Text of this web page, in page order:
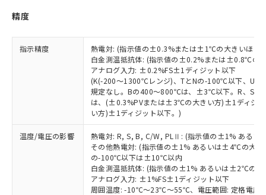
精度
指示精度
熱電対: (指示値の±0.3%または±1℃の大きいほう
白金測温抵抗体: (指示値の±0.2%または±0.8℃の
アナログ入力: ±0.2%FS±1ディジット以下
(K(-200～1300℃レンジ)、TとNの-100℃以下、U
規定なし。Bの400～800℃は、±3℃以下。R、S
は、(±0.3%PVまたは±3℃の大きい方)±1ディジ
い方)±1ディジット以下。)
温度/電圧の影響
熱電対: R, S, B, C/W, PLⅡ: (指示値の±1% ある
その他熱電対: (指示値の±1% あるいは±4℃の大き
の-100℃以下は±10℃以内
白金測温抵抗体: (指示値の±1% あるいは±2℃の大
アナログ入力: ±1%FS±1ディジット以下
周囲温度: -10℃～23℃～55℃、電圧範囲: 定格電圧
用者の範囲」に記載されている法人を
指します。
ものではありません。
また、RoHS指令のフタル酸エステル類４
物質の対応では、対応完了までの期間は出
荷製品に未対応品が混在することから備考
欄に対応日を記載しておりました。
既に当社にて対応品への在庫切替を完了
していることから、特段のことがない限
り、2022年1月12日より割愛しておりま